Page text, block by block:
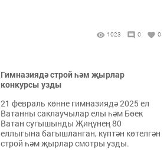
1023 0 0
Гимназиядә строй һәм җырлар
конкурсы узды
21 февраль көнне гимназиядә 2025 ел
Ватанны саклаучылар елы һәм Бөек
Ватан сугышынды Җиңүнең 80
еллыгына багышланган, күптән көтелгән
строй һәм җырлар смотры узды.